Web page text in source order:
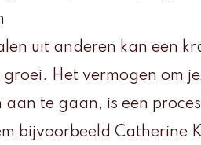
uit anderen kan een
groei. Het vermogen om
te gaan, is een
bijvoorbeeld Catherine